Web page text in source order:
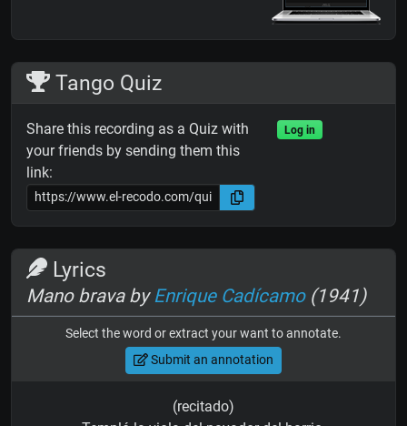
Tango Quiz
Share this recording as a Quiz with
your friends by sending them this
link:
Log in
Lyrics
Mano brava by Enrique Cadícamo(1941)
Select the word or extract your want to annotate.
Submit an annotation
(recitado)